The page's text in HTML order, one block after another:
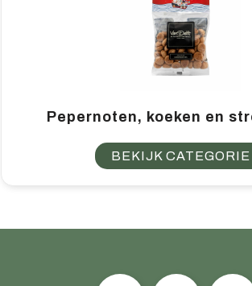
Pepernoten, koeken en
BEKIJK CATEGORIE